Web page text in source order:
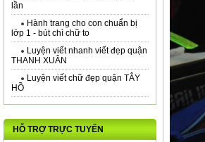
lần
Hành trang cho con chuẩn bị
lớp 1 - bút chì chữ to
Luyện viết nhanh viết đẹp quận
THANH XUÂN
Luyện viết chữ đẹp quận TÂY
HỒ
HỖ TRỢ TRỰC TUYẾN